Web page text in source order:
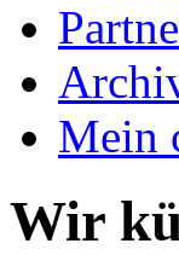
Mein
Wir